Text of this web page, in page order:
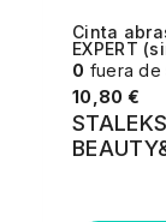
Cinta
EXPERT
0 fuera de
10,80 €